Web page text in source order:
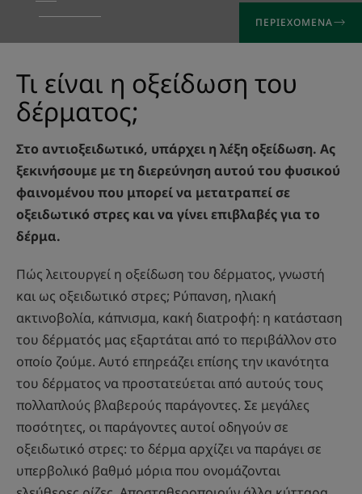
ΠΕΡΙΕΧΌΜΕΝΑ
Τι είναι η οξείδωση του
δέρματος;
Στο αντιοξειδωτικό, υπάρχει η λέξη οξείδωση. Ας
ξεκινήσουμε με τη διερεύνηση αυτού του φυσικού
φαινομένου που μπορεί να μετατραπεί σε
οξειδωτικό στρες και να γίνει επιβλαβές για το
δέρμα.
Πώς λειτουργεί η οξείδωση του δέρματος, γνωστή
και ως οξειδωτικό στρες; Ρύπανση, ηλιακή
ακτινοβολία, κάπνισμα, κακή διατροφή: η κατάσταση
του δέρματός μας εξαρτάται από το περιβάλλον στο
οποίο ζούμε. Αυτό επηρεάζει επίσης την ικανότητα
του δέρματος να προστατεύεται από αυτούς τους
πολλαπλούς βλαβερούς παράγοντες. Σε μεγάλες
ποσότητες, οι παράγοντες αυτοί οδηγούν σε
οξειδωτικό στρες: το δέρμα αρχίζει να παράγει σε
υπερβολικό βαθμό μόρια που ονομάζονται